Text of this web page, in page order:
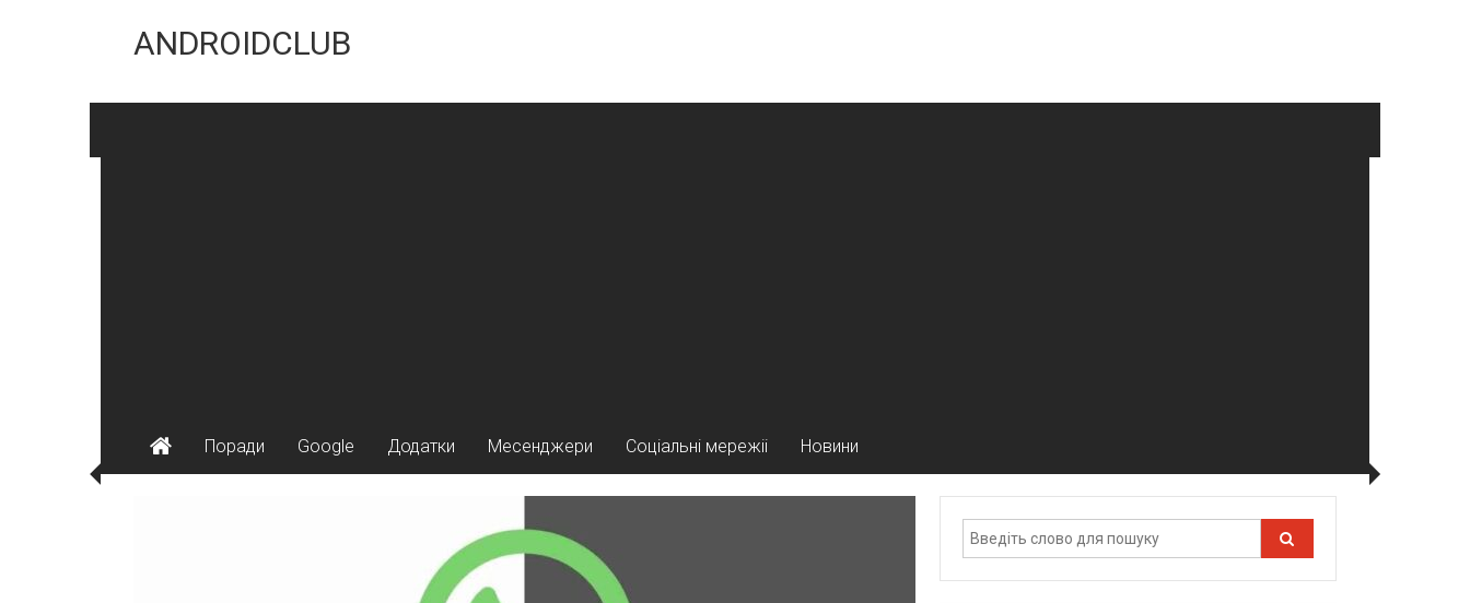
contentANDROIDCLUB
Поради Google Додатки Месенджери Соціальні мережіі Новини